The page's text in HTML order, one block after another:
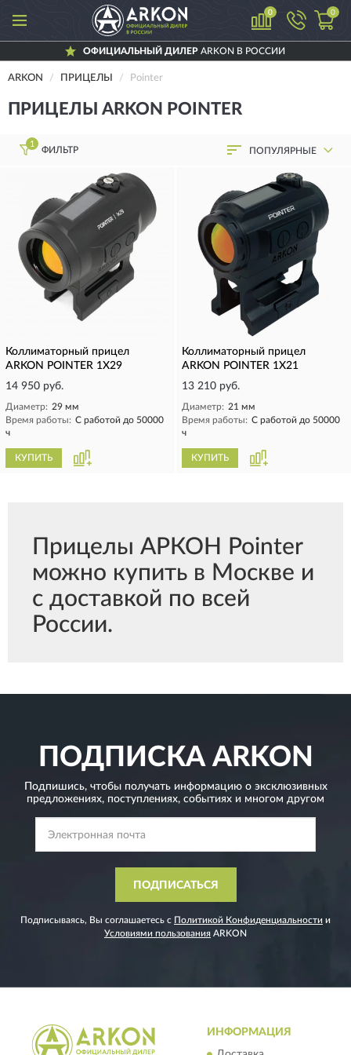
0 0
ОФИЦИАЛЬНЫЙ ДИЛЕРARKON В РОССИИ
ARKON ПРИЦЕЛЫ Pointer
ПРИЦЕЛЫ ARKON POINTER
1
ФИЛЬТР ПОПУЛЯРНЫЕ
Коллиматорный прицел
ARKON POINTER 1X29
14 950 руб.
Диаметр: 29 мм
Время работы: С работой до 50000
ч
КУПИТЬ
Коллиматорный прицел
ARKON POINTER 1X21
13 210 руб.
Диаметр: 21 мм
Время работы: С работой до 50000
ч
КУПИТЬ
Прицелы АРКОН Pointer
можно купить в Москве и
с доставкой по всей
России.
ПОДПИСКАARKON
Подпишись, чтобы получать информацию о эксклюзивных
предложениях, поступлениях, событиях и многом другом
ПОДПИСАТЬСЯ
Подписываясь, Вы соглашаетесь с Политикой Конфиденциальности и
Условиями пользования ARKON
ИНФОРМАЦИЯ